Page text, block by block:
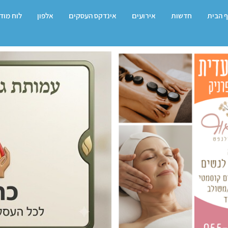
הבית חדשות אירועים אינדקס העסקים אלפון לוח